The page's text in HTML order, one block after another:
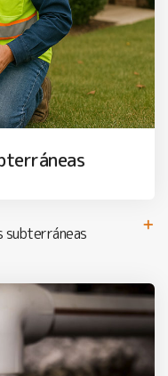
subterráneas